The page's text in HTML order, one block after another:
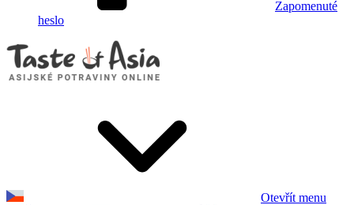
Zapomenuté
heslo
Otevřít menu